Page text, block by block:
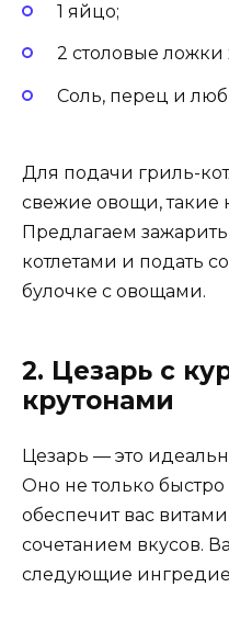
1 яйцо;
2 столовые
Соль, перец и
Для подачи гриль-
свежие овощи, такие
Предлагаем
котлетами и подать
булочке с овощами.
2. Цезарь с
крутонами
Цезарь — это
Оно не только быстро
обеспечит вас
сочетанием вкусов.
следующие